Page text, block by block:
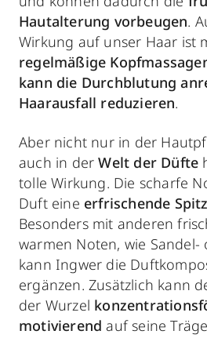
Hautalterung vorbeugen.
Wirkung auf unser Haar ist
regelmäßige
kann die Durchblutung
Haarausfall reduzieren.
Aber nicht nur in der
auch in der Welt der Düfte
tolle Wirkung. Die scharfe
Duft eine erfrischende
Besonders mit anderen
warmen Noten, wie
kann Ingwer die
ergänzen. Zusätzlich kann
der Wurzel
motivierendauf seine